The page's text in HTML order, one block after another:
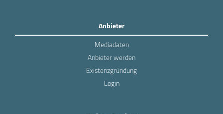
Anbieter
Mediadaten
Anbieter werden
Existenzgründung
Login